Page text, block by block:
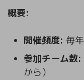
概要:
開催頻度: 毎年
参加チーム数:
から）